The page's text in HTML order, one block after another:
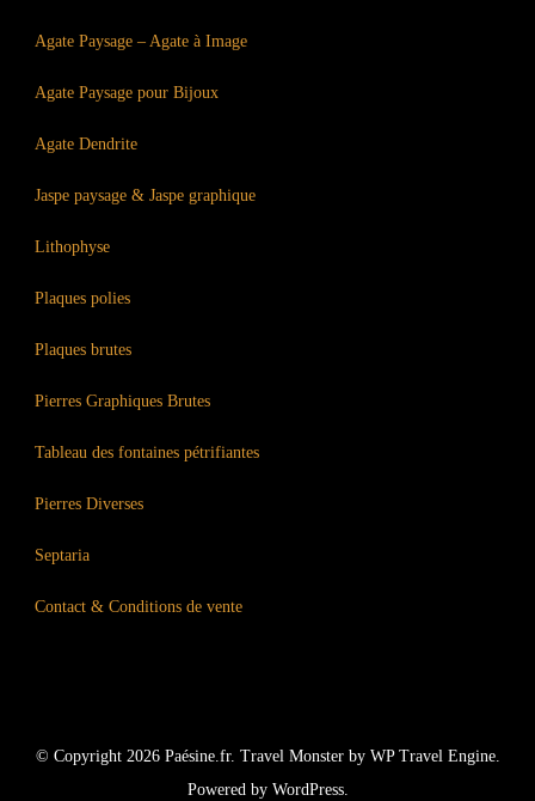
Agate Paysage – Agate à Image
Agate Paysage pour Bijoux
Agate Dendrite
Jaspe paysage & Jaspe graphique
Lithophyse
Plaques polies
Plaques brutes
Pierres Graphiques Brutes
Tableau des fontaines pétrifiantes
Pierres Diverses
Septaria
Contact & Conditions de vente
© Copyright 2026 Paésine.fr. Travel Monster by WP Travel Engine.
Powered by WordPress.